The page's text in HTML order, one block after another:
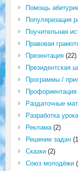
Помощь
Популяризация
Поучительная
Правовая
Презентация(22)
Президентская
Программы /
Профориентация
Раздаточные
Разработка урока
Реклама(2)
Решение задач
Сказки(2)
Союз молодёжи